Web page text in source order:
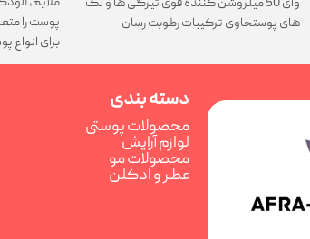
های پوستحاوی ترکیبات رطوبت رسان
پوست را
برای انواع
دسته بندی
محصولات پوستی
لوازم آرایش
محصولات مو
عطر و ادکلن